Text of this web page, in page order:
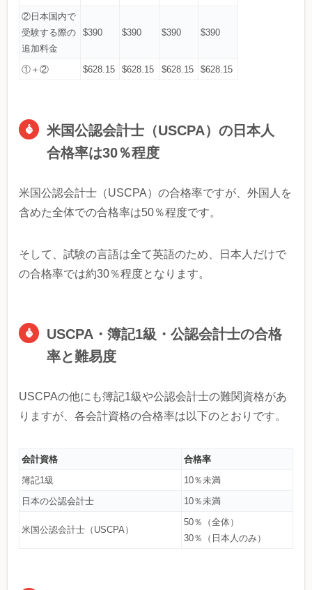
②日本国内で
受験する際の
追加料金
$390 $390 $390 $390
①＋② $628.15 $628.15 $628.15 $628.15
米国公認会計士（USCPA）の日本人
合格率は30％程度
米国公認会計士（USCPA）の合格率ですが、外国人を
含めた全体での合格率は50％程度です。
そして、試験の言語は全て英語のため、日本人だけで
の合格率では約30％程度となります。
USCPA・簿記1級・公認会計士の合格
率と難易度
USCPAの他にも簿記1級や公認会計士の難関資格があ
りますが、各会計資格の合格率は以下のとおりです。
会計資格 合格率
簿記1級
10％未満
日本の公認会計士
10％未満
米国公認会計士（USCPA）
50％（全体）
30％（日本人のみ）